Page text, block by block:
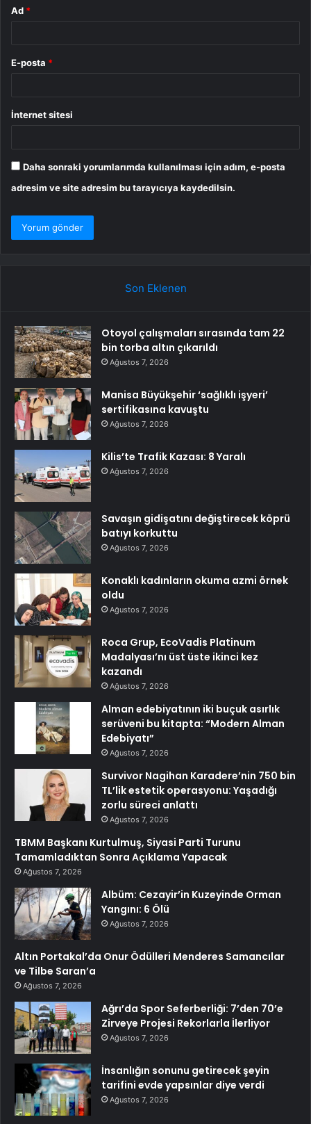
Ad *
E-posta *
İnternet sitesi
Daha sonraki yorumlarımda kullanılması için adım, e-posta
adresim ve site adresim bu tarayıcıya kaydedilsin.
Son Eklenen
Otoyol çalışmaları sırasında tam 22
bin torba altın çıkarıldı
Ağustos 7, 2026
Manisa Büyükşehir ‘sağlıklı işyeri’
sertifikasına kavuştu
Ağustos 7, 2026
Kilis’te Trafik Kazası: 8 Yaralı
Ağustos 7, 2026
Savaşın gidişatını değiştirecek köprü
batıyı korkuttu
Ağustos 7, 2026
Konaklı kadınların okuma azmi örnek
oldu
Ağustos 7, 2026
Roca Grup, EcoVadis Platinum
Madalyası’nı üst üste ikinci kez
kazandı
Ağustos 7, 2026
Alman edebiyatının iki buçuk asırlık
serüveni bu kitapta: “Modern Alman
Edebiyatı”
Ağustos 7, 2026
Survivor Nagihan Karadere’nin 750 bin
TL’lik estetik operasyonu: Yaşadığı
zorlu süreci anlattı
Ağustos 7, 2026
TBMM Başkanı Kurtulmuş, Siyasi Parti Turunu
Tamamladıktan Sonra Açıklama Yapacak
Ağustos 7, 2026
Albüm: Cezayir’in Kuzeyinde Orman
Yangını: 6 Ölü
Ağustos 7, 2026
Altın Portakal’da Onur Ödülleri Menderes Samancılar
ve Tilbe Saran’a
Ağustos 7, 2026
Ağrı’da Spor Seferberliği: 7’den 70’e
Zirveye Projesi Rekorlarla İlerliyor
Ağustos 7, 2026
İnsanlığın sonunu getirecek şeyin
tarifini evde yapsınlar diye verdi
Ağustos 7, 2026